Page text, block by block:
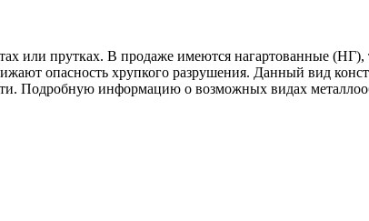
или прутках. В продаже имеются нагартованные
опасность хрупкого разрушения. Данный вид
Подробную информацию о возможных видах